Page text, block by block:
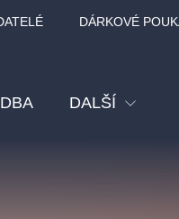
DÁRKOVÉ
DALŠÍ